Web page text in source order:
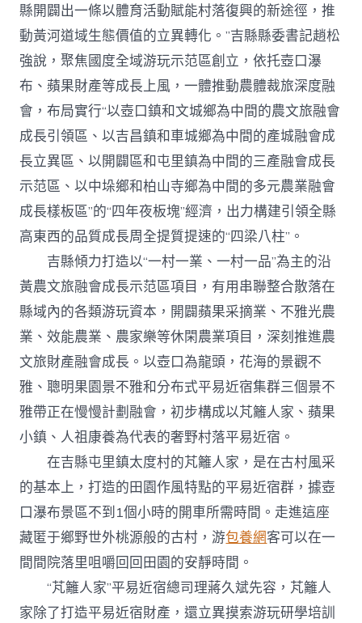
縣開闢出一條以體育活動賦能村落復興的新途徑，推
動黃河道域生態價值的立異轉化。”吉縣縣委書記趙松
強說，聚焦國度全域游玩示范區創立，依托壺口瀑
布、蘋果財產等成長上風，一體推動農體裁旅深度融
會，布局實行“以壺口鎮和文城鄉為中間的農文旅融會
成長引領區、以吉昌鎮和車城鄉為中間的產城融會成
長立異區、以開闢區和屯里鎮為中間的三產融會成長
示范區、以中垛鄉和柏山寺鄉為中間的多元農業融會
成長樣板區”的“四年夜板塊”經濟，出力構建引領全縣
高東西的品質成長周全提質提速的“四梁八柱”。
吉縣傾力打造以“一村一業、一村一品”為主的沿
黃農文旅融會成長示范區項目，有用串聯整合散落在
縣域內的各類游玩資本，開闢蘋果采摘業、不雅光農
業、效能農業、農家樂等休閑農業項目，深刻推進農
文旅財產融會成長。以壺口為龍頭，花海的景觀不
雅、聰明果園景不雅和分布式平易近宿集群三個景不
雅帶正在慢慢計劃融會，初步構成以芃籬人家、蘋果
小鎮、人祖康養為代表的奢野村落平易近宿。
在吉縣屯里鎮太度村的芃籬人家，是在古村風采
的基本上，打造的田園作風特點的平易近宿群，據壺
口瀑布景區不到1個小時的開車所需時間。走進這座
藏匿于鄉野世外桃源般的古村，游包養網客可以在一
間間院落里咀嚼回回田園的安靜時間。
“芃籬人家”平易近宿總司理蔣久斌先容，芃籬人
家除了打造平易近宿財產，還立異摸索游玩研學培訓